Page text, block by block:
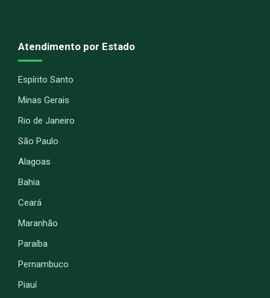
Atendimento por Estado
Espírito Santo
Minas Gerais
Rio de Janeiro
São Paulo
Alagoas
Bahia
Ceará
Maranhão
Paraíba
Pernambuco
Piauí